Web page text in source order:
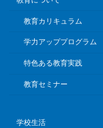
教育カリキュラム
学力アッププログラム
特色ある教育実践
教育セミナー
学校生活